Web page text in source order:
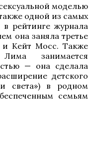
моделью
одной из самых
рейтинге журнала
она заняла третье
и Кейт Мосс. Также
занимается
— она сделала
детского
света») в родном
семьям